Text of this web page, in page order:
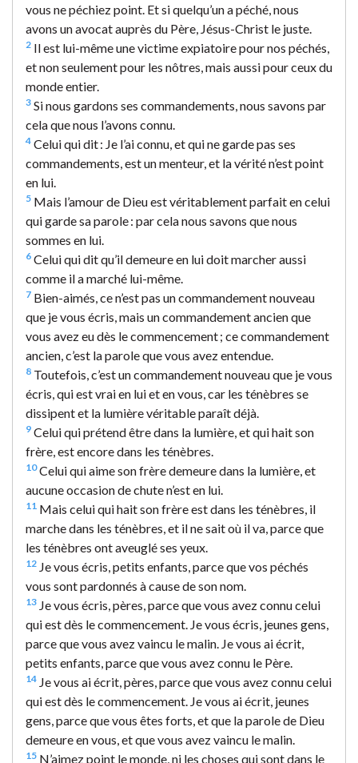
vous ne péchiez point. Et si quelqu’un a péché, nous
avons un avocat auprès du Père, Jésus-Christ le juste.
2 Il est lui-même une victime expiatoire pour nos péchés,
et non seulement pour les nôtres, mais aussi pour ceux du
monde entier.
3 Si nous gardons ses commandements, nous savons par
cela que nous l’avons connu.
4 Celui qui dit : Je l’ai connu, et qui ne garde pas ses
commandements, est un menteur, et la vérité n’est point
en lui.
5 Mais l’amour de Dieu est véritablement parfait en celui
qui garde sa parole : par cela nous savons que nous
sommes en lui.
6 Celui qui dit qu’il demeure en lui doit marcher aussi
comme il a marché lui-même.
7 Bien-aimés, ce n’est pas un commandement nouveau
que je vous écris, mais un commandement ancien que
vous avez eu dès le commencement ; ce commandement
ancien, c’est la parole que vous avez entendue.
8 Toutefois, c’est un commandement nouveau que je vous
écris, qui est vrai en lui et en vous, car les ténèbres se
dissipent et la lumière véritable paraît déjà.
9 Celui qui prétend être dans la lumière, et qui hait son
frère, est encore dans les ténèbres.
10Celui qui aime son frère demeure dans la lumière, et
aucune occasion de chute n’est en lui.
11 Mais celui qui hait son frère est dans les ténèbres, il
marche dans les ténèbres, et il ne sait où il va, parce que
les ténèbres ont aveuglé ses yeux.
12 Je vous écris, petits enfants, parce que vos péchés
vous sont pardonnés à cause de son nom.
13 Je vous écris, pères, parce que vous avez connu celui
qui est dès le commencement. Je vous écris, jeunes gens,
parce que vous avez vaincu le malin. Je vous ai écrit,
petits enfants, parce que vous avez connu le Père.
14 Je vous ai écrit, pères, parce que vous avez connu celui
qui est dès le commencement. Je vous ai écrit, jeunes
gens, parce que vous êtes forts, et que la parole de Dieu
demeure en vous, et que vous avez vaincu le malin.
15 N’aimez point le monde, ni les choses qui sont dans le